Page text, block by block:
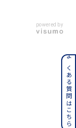
powered by
よくある質問はこちら